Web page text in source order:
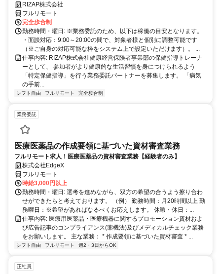
う一つの安心」を。主婦・Wワーカー活躍中！「平日の日中だけ」「夕
方以降の数時間だけ」など、生活リズムに合わせた時間調整が可能で
す。1件ごとの成果報酬型だから、頑張った分だけ手応えのある収入
に。充実のサポート体制で、安心の在宅ワークを始めませんか？
RIZAP株式会社
フルリモート
完全歩合制
勤務時間・曜日: ※業務委託のため、以下は稼働の目安となります。
・面談対応：9:00～20:00の間で、対象者様と個別に調整可能です
（※ご自身の対応可能な枠をシステム上で設定いただけます）。 ...
仕事内容: RIZAP株式会社健康経営保険者事業部の保健指導トレーナ
ーとして、 参加者がより健康的な生活習慣を身につけられるよう
「特定保健指導」を行う業務委託パートナーを募集します。 「病気
の手前...
シフト自由 フルリモート 完全歩合制
業務委託
医療医薬品の作成要領に基づいた資材審査業務
フルリモート求人！医療医薬品の資材審査業務【経験者のみ】
株式会社EdgeX
フルリモート
時給3,000円以上
勤務時間・曜日: 選考を進めながら、双方の希望の合うよう擦り合わ
せができたらと考えております。 （例） 勤務時間：月20時間以上 勤
務曜日：※希望があればなるべくお応えします。 休暇・休日：...
仕事内容: 医療用医薬品・医療機器に関するプロモーション資材およ
び広告記事のコンプライアンス(薬機法)及びメディカルチェック業務
をお願いします。 主な業務： * 作成要領に基づいた資材審査 * ...
シフト自由 フルリモート 週2・3日からOK
正社員